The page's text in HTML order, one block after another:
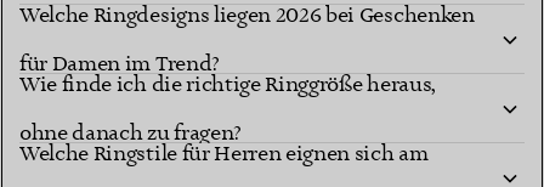
Welche Ringdesigns liegen 2026 bei Geschenken
für Damen im Trend?
Wie finde ich die richtige Ringgröße heraus,
ohne danach zu fragen?
Welche Ringstile für Herren eignen sich am